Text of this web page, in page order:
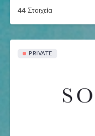
44 Στοιχεία
PRIVATE